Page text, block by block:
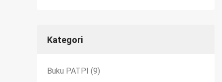
Kategori
Buku PATPI (9)